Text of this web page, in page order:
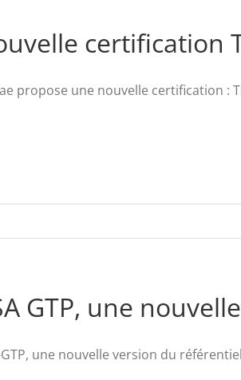
certification
propose une nouvelle certification :
GTP, une
GTP, une nouvelle version du